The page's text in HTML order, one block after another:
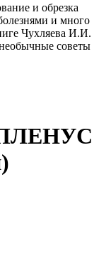
и обрезка
и много
Чухляева И.И.
советы